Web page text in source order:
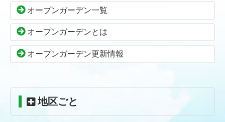
本
文
先
へ
る
頭
へ
る
オープンガーデン一覧
オープンガーデンとは
オープンガーデン更新情報
地区ごと